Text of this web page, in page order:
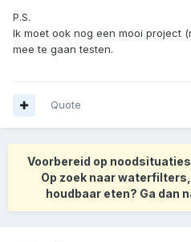
P.S.
Ik moet ook nog een mooi project
mee te gaan testen.
Quote
Voorbereid op
Op zoek naar
houdbaar eten? Ga dan